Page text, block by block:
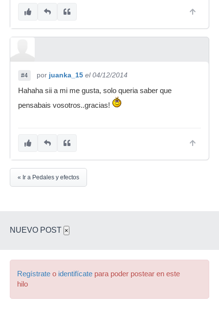
#4 por juanka_15 el 04/12/2014
Hahaha sii a mi me gusta, solo queria saber que
pensabais vosotros..gracias!
« Ir a Pedales y efectos
NUEVO POST ×
Regístrate o identifícate para poder postear en este
hilo